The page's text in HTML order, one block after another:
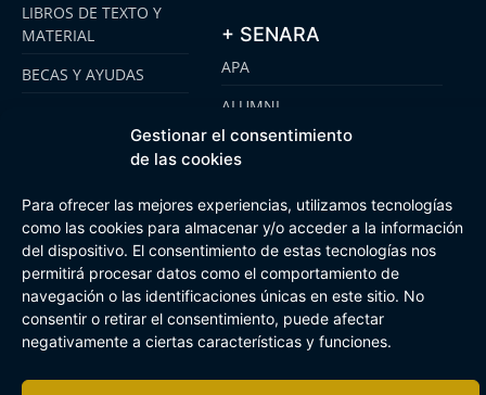
Gestionar el consentimiento
de las cookies
Para ofrecer las mejores experiencias, utilizamos tecnologías
como las cookies para almacenar y/o acceder a la información
del dispositivo. El consentimiento de estas tecnologías nos
permitirá procesar datos como el comportamiento de
navegación o las identificaciones únicas en este sitio. No
consentir o retirar el consentimiento, puede afectar
negativamente a ciertas características y funciones.
LIBROS DE TEXTO Y
MATERIAL
BECAS Y AYUDAS
+ SENARA
APA
ALUMNI
SENARA SENIOR
Aviso Legal Política de cookies
Canal de Información Interna
Buzón Plan Regional